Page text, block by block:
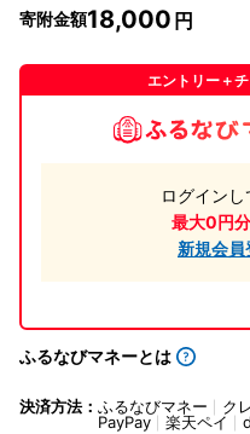
寄附金額18,000
エントリー＋
ログインし
最大0円
新規会
ふるなびマネーとは
決済方法： ふるなびマネー ク
PayPay
楽天ペイ